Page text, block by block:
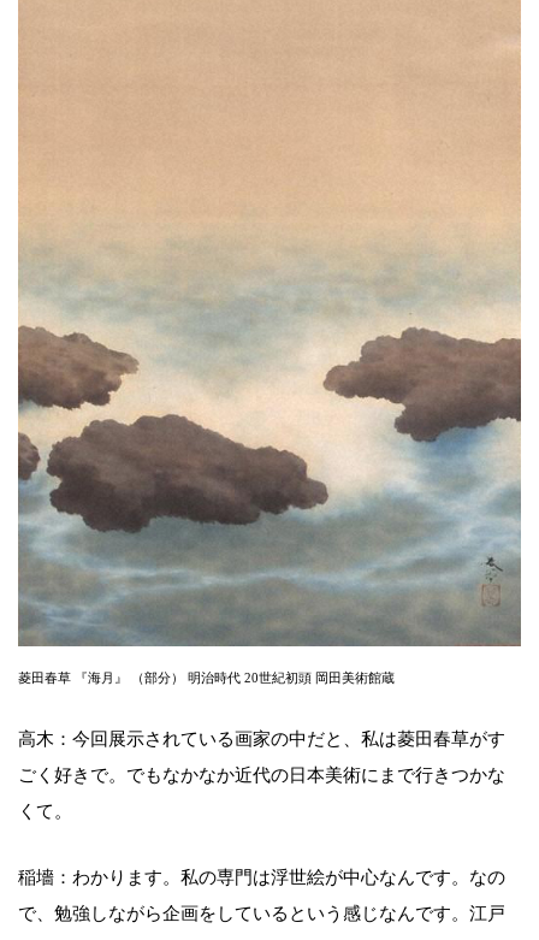
菱田春草 『海月』 （部分） 明治時代 20世紀初頭 岡田美術館蔵
高木：今回展示されている画家の中だと、私は菱田春草がす
ごく好きで。でもなかなか近代の日本美術にまで行きつかな
くて。
稲墻：わかります。私の専門は浮世絵が中心なんです。なの
で、勉強しながら企画をしているという感じなんです。江戸